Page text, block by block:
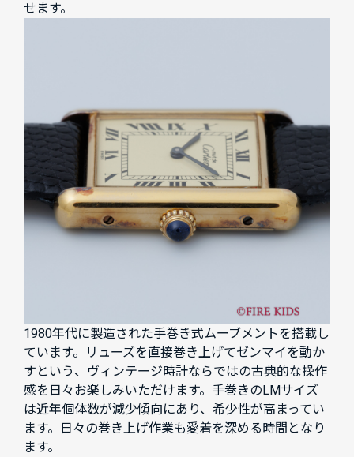
せます。
1980年代に製造された手巻き式ムーブメントを搭載し
ています。リューズを直接巻き上げてゼンマイを動か
すという、ヴィンテージ時計ならではの古典的な操作
感を日々お楽しみいただけます。手巻きのLMサイズ
は近年個体数が減少傾向にあり、希少性が高まってい
ます。日々の巻き上げ作業も愛着を深める時間となり
ます。